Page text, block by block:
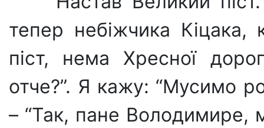
тепер небіжчика
піст, нема Хресної
отче?”. Я кажу: “Мусимо
– “Так, пане Володимире,